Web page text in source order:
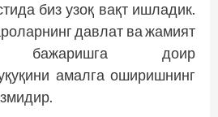
биз узоқ вақт ишладик.
давлат ва жамият
бажаришга доир
амалга оширишнинг